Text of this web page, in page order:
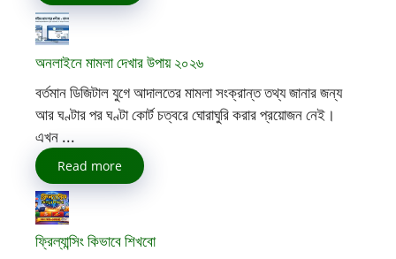
অনলাইনে মামলা দেখার উপায় ২০২৬
বর্তমান ডিজিটাল যুগে আদালতের মামলা সংক্রান্ত তথ্য জানার জন্য
আর ঘণ্টার পর ঘণ্টা কোর্ট চত্বরে ঘোরাঘুরি করার প্রয়োজন নেই।
এখন ...
Read more
ফ্রিল্যান্সিং কিভাবে শিখবো